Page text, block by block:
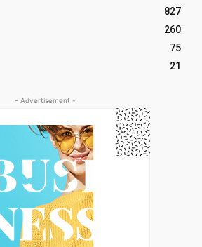
827
260
75
21
- Advertisement -